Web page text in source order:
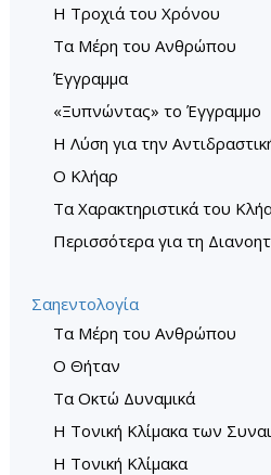
Η Τροχιά του Χρόνου
Τα Μέρη του Ανθρώπου
Έγγραμμα
«Ξυπνώντας» το Έγγραµµο
Η Λύση για την
Ο Κλήαρ
Τα Χαρακτηριστικά του
Περισσότερα για τη
Σαηεντολογία
Τα Μέρη του Ανθρώπου
O Θήταν
Τα Οκτώ Δυναμικά
Η Τονική Κλίμακα των
Η Τονική Κλίµακα